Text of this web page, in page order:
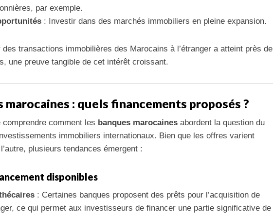
par exemple.
: Investir dans des marchés immobiliers en pleine expansion.
des transactions immobilières des Marocains à l’étranger a atteint près de
une preuve tangible de cet intérêt croissant.
marocaines : quels financements proposés ?
comment les banques marocaines abordent la question du
immobiliers internationaux. Bien que les offres varient
plusieurs tendances émergent :
disponibles
: Certaines banques proposent des prêts pour l’acquisition de
ce qui permet aux investisseurs de financer une partie significative de